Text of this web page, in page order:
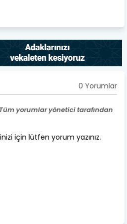
0 Yorumlar
yorumlar yönetici tarafından
için lütfen yorum yazınız.